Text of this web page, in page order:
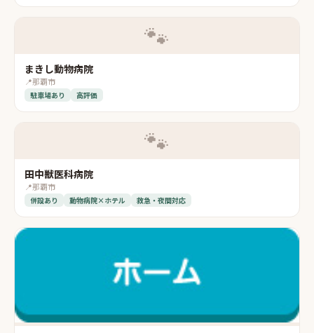
🐾
まきし動物病院
📍那覇市
駐車場あり 高評価
🐾
田中獣医科病院
📍那覇市
併設あり 動物病院×ホテル 救急・夜間対応